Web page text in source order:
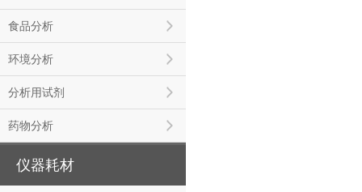
食品分析
环境分析
分析用试剂
药物分析
仪器耗材